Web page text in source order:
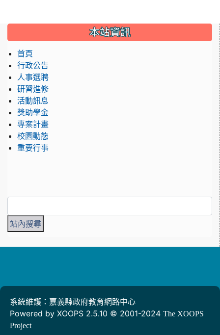
::: 本站資訊
首頁
行政公告
人事選聘
研習進修
活動訊息
獎助學金
專案計畫
校園動態
重要行事
系統維護：嘉義縣政府教育網路中心
Powered by XOOPS 2.5.10 © 2001-2024 The XOOPS
Project